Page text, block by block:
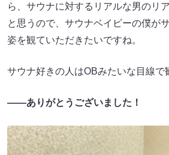
ら、サウナに対するリアルな男のリ
と思うので、サウナベイビーの僕が
姿を観ていただきたいですね。
サウナ好きの人はOBみたいな目線で
――ありがとうございました！